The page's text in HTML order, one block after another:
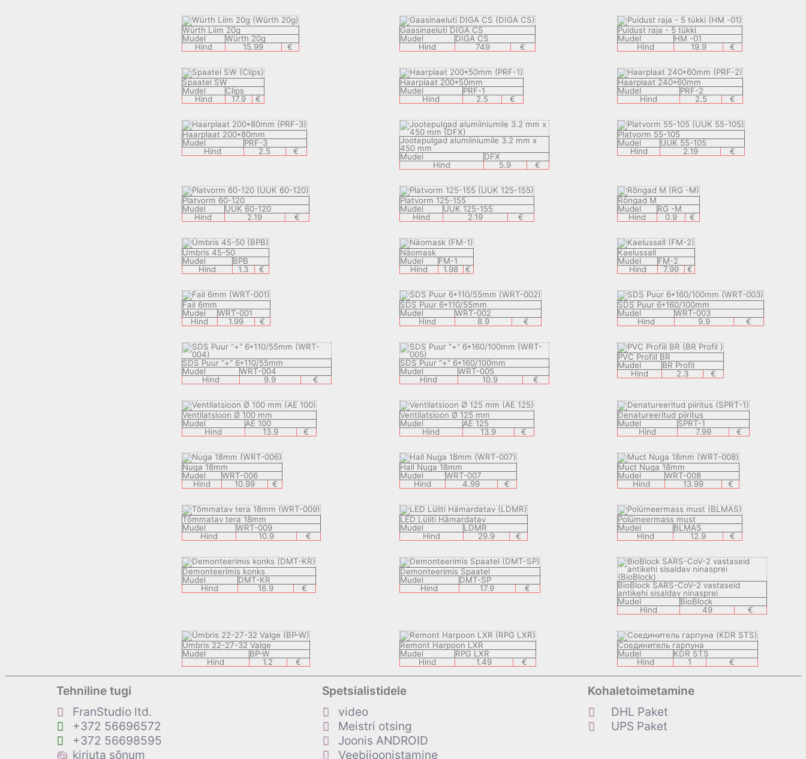
Würth Liim 20g
Mudel
Würth 20g
Hind
15.99 €
Gaasinaeluti DIGA CS
Mudel
DIGA CS
Hind
749 €
Puidust raja - 5 tükki
Mudel
HM -01
Hind
19.9 €
Spaatel SW
Mudel
Clips
Hind
17.9 €
Haarplaat 200*50mm
Mudel
PRF-1
Hind
2.5 €
Haarplaat 240*60mm
Mudel
PRF-2
Hind
2.5 €
Haarplaat 200*80mm
Mudel
PRF-3
Hind
2.5 €
Jootepulgad alumiiniumile 3.2 mm x
450 mm
Mudel
DFX
Hind
5.9 €
Platvorm 55-105
Mudel
UUK 55-105
Hind
2.19 €
Platvorm 60-120
Mudel
UUK 60-120
Hind
2.19 €
Platvorm 125-155
Mudel
UUK 125-155
Hind
2.19 €
Rõngad M
Mudel
RG -M
Hind
0.9 €
Ümbris 45-50
Mudel
BPB
Hind
1.3 €
Näomask
Mudel
FM-1
Hind
1.98 €
Kaelussall
Mudel
FM-2
Hind
7.99 €
Fail 6mm
Mudel
WRT-001
Hind
1.99 €
SDS Puur 6*110/55mm
Mudel
WRT-002
Hind
8.9 €
SDS Puur 6*160/100mm
Mudel
WRT-003
Hind
9.9 €
SDS Puur "+" 6*110/55mm
Mudel
WRT-004
Hind
9.9 €
SDS Puur "+" 6*160/100mm
Mudel
WRT-005
Hind
10.9 €
PVC Profiil BR
Mudel
BR Profil
Hind
2.3 €
Ventilatsioon Ø 100 mm
Mudel
AE 100
Hind
13.9 €
Ventilatsioon Ø 125 mm
Mudel
AE 125
Hind
13.9 €
Denatureeritud piiritus
Mudel
SPRT-1
Hind
7.99 €
Nuga 18mm
Mudel
WRT-006
Hind
10.99 €
Hall Nuga 18mm
Mudel
WRT-007
Hind
4.99 €
Muct Nuga 18mm
Mudel
WRT-008
Hind
13.99 €
Tõmmatav tera 18mm
Mudel
WRT-009
Hind
10.9 €
LED Lüliti Hämardatav
Mudel
LDMR
Hind
29.9 €
Polümeermass must
Mudel
BLMAS
Hind
12.9 €
Demonteerimis konks
Mudel
DMT-KR
Hind
16.9 €
Demonteerimis Spaatel
Mudel
DMT-SP
Hind
17.9 €
BioBlock SARS-CoV-2 vastaseid
antikehi sisaldav ninasprei
Mudel
BioBlock
Hind
49 €
Ümbris 22-27-32 Valge
Mudel
BP-W
Hind
1.2 €
Remont Harpoon LXR
Mudel
RPG LXR
Hind
1.49 €
Соединитель гарпуна
Mudel
KDR STS
Hind
1 €
Tehniline tugi
FranStudio ltd.
+372 56696572
+372 56698595
@ kirjuta sõnum
Spetsialistidele
video
Meistri otsing
Joonis ANDROID
Veebijoonistamine
Kohaletoimetamine
DHL Paket
UPS Paket